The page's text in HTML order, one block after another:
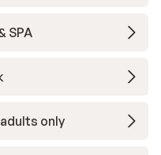
SPA
only